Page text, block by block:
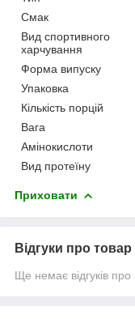
Смак
Вид спортивного
харчування
Форма випуску
Упаковка
Кількість порцій
Вага
Амінокислоти
Вид протеїну
Приховати
Відгуки про товар
Ще немає відгуків